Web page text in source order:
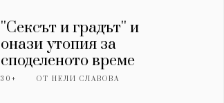
''Сексът и градът'' и
онази утопия за
споделеното време
30+ ОТНЕЛИ СЛАВОВА